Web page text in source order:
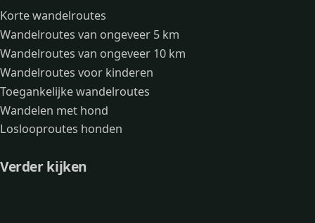
Korte wandelroutes
Wandelroutes van ongeveer 5 km
Wandelroutes van ongeveer 10 km
Wandelroutes voor kinderen
Toegankelijke wandelroutes
Wandelen met hond
Loslooproutes honden
Verder kijken